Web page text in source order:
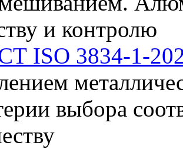
и контролю
ISO 3834-1-
выбора